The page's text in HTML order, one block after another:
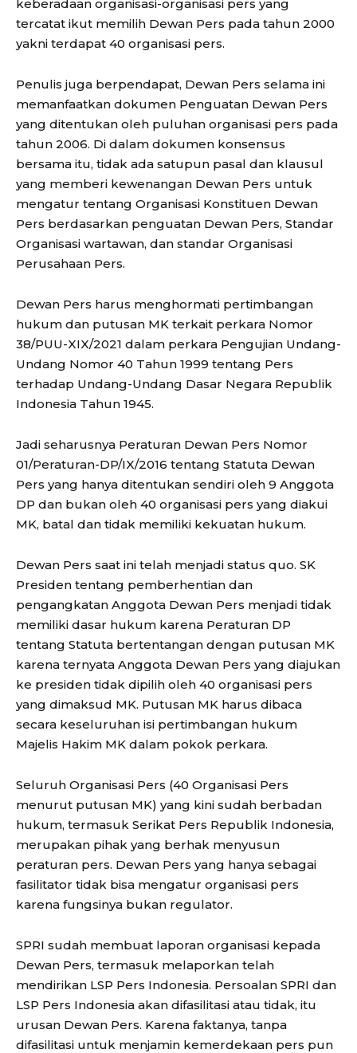
keberadaan organisasi-organisasi pers yang
tercatat ikut memilih Dewan Pers pada tahun 2000
yakni terdapat 40 organisasi pers.
Penulis juga berpendapat, Dewan Pers selama ini
memanfaatkan dokumen Penguatan Dewan Pers
yang ditentukan oleh puluhan organisasi pers pada
tahun 2006. Di dalam dokumen konsensus
bersama itu, tidak ada satupun pasal dan klausul
yang memberi kewenangan Dewan Pers untuk
mengatur tentang Organisasi Konstituen Dewan
Pers berdasarkan penguatan Dewan Pers, Standar
Organisasi wartawan, dan standar Organisasi
Perusahaan Pers.
Dewan Pers harus menghormati pertimbangan
hukum dan putusan MK terkait perkara Nomor
38/PUU-XIX/2021 dalam perkara Pengujian Undang-
Undang Nomor 40 Tahun 1999 tentang Pers
terhadap Undang-Undang Dasar Negara Republik
Indonesia Tahun 1945.
Jadi seharusnya Peraturan Dewan Pers Nomor
01/Peraturan-DP/IX/2016 tentang Statuta Dewan
Pers yang hanya ditentukan sendiri oleh 9 Anggota
DP dan bukan oleh 40 organisasi pers yang diakui
MK, batal dan tidak memiliki kekuatan hukum.
Dewan Pers saat ini telah menjadi status quo. SK
Presiden tentang pemberhentian dan
pengangkatan Anggota Dewan Pers menjadi tidak
memiliki dasar hukum karena Peraturan DP
tentang Statuta bertentangan dengan putusan MK
karena ternyata Anggota Dewan Pers yang diajukan
ke presiden tidak dipilih oleh 40 organisasi pers
yang dimaksud MK. Putusan MK harus dibaca
secara keseluruhan isi pertimbangan hukum
Majelis Hakim MK dalam pokok perkara.
Seluruh Organisasi Pers (40 Organisasi Pers
menurut putusan MK) yang kini sudah berbadan
hukum, termasuk Serikat Pers Republik Indonesia,
merupakan pihak yang berhak menyusun
peraturan pers. Dewan Pers yang hanya sebagai
fasilitator tidak bisa mengatur organisasi pers
karena fungsinya bukan regulator.
SPRI sudah membuat laporan organisasi kepada
Dewan Pers, termasuk melaporkan telah
mendirikan LSP Pers Indonesia. Persoalan SPRI dan
LSP Pers Indonesia akan difasilitasi atau tidak, itu
urusan Dewan Pers. Karena faktanya, tanpa
difasilitasi untuk menjamin kemerdekaan pers pun